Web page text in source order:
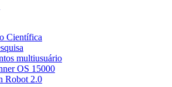
Científica
multiusuário
OS 15000
Robot 2.0